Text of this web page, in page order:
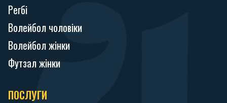
Регбі
Волейбол чоловіки
Волейбол жінки
Футзал жінки
ПОСЛУГИ